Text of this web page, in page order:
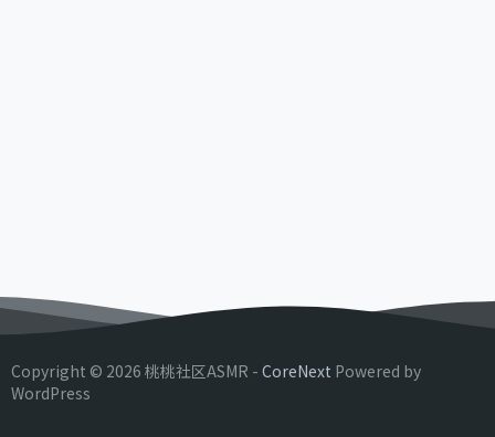
Copyright © 2026 桃桃社区ASMR - CoreNext Powered by
WordPress